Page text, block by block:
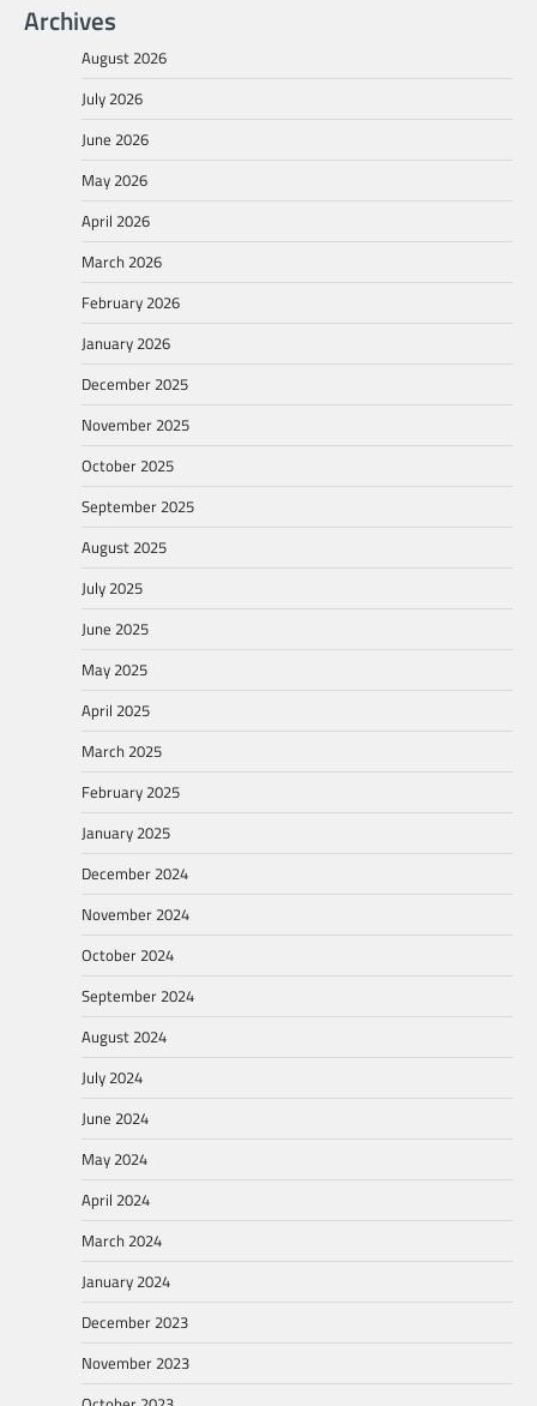
Archives
August 2026
July 2026
June 2026
May 2026
April 2026
March 2026
February 2026
January 2026
December 2025
November 2025
October 2025
September 2025
August 2025
July 2025
June 2025
May 2025
April 2025
March 2025
February 2025
January 2025
December 2024
November 2024
October 2024
September 2024
August 2024
July 2024
June 2024
May 2024
April 2024
March 2024
January 2024
December 2023
November 2023